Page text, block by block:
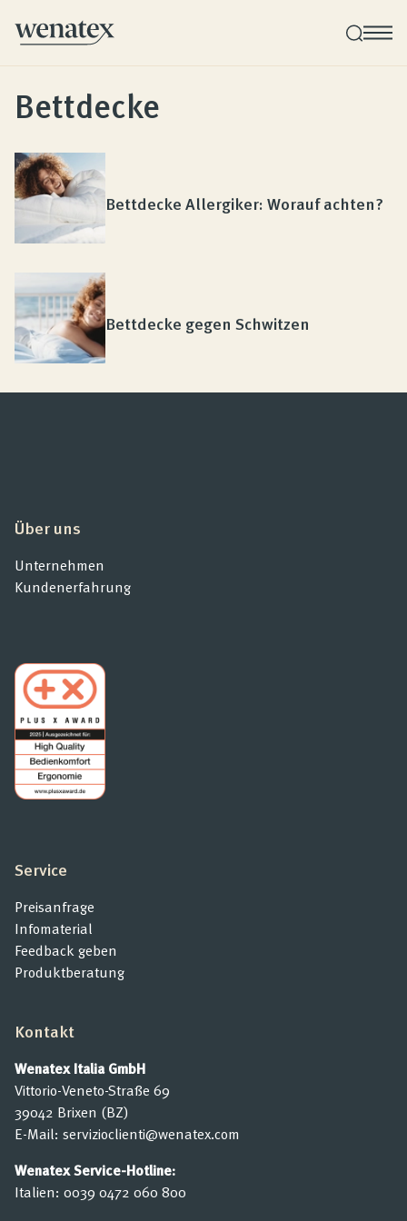
Wenatex Schlafberatung
Produkte
Qualität und Garantie
Kundenbewertungen
Kontakt
Bettdecke
Bettdecke Allergiker: Worauf achten?
Bettdecke gegen Schwitzen
Über uns
Unternehmen
Kundenerfahrung
Service
Preisanfrage
Infomaterial
Feedback geben
Produktberatung
Kontakt
Wenatex Italia GmbH
Vittorio-Veneto-Straße 69
39042 Brixen (BZ)
E-Mail: servizioclienti@wenatex.com
Wenatex Service-Hotline:
Italien: 0039 0472 060 800